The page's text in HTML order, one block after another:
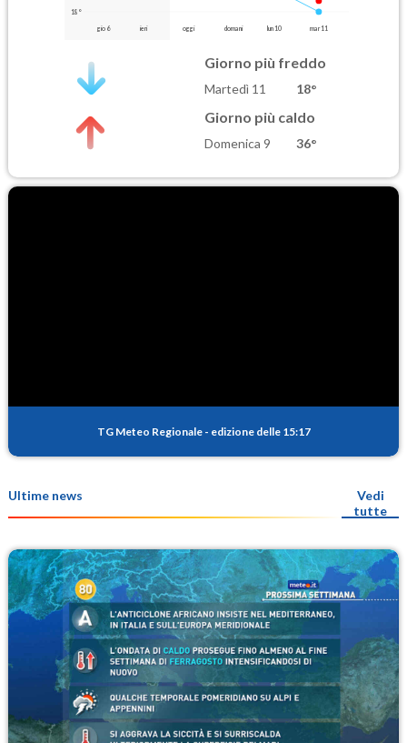
18°
gio 6 ieri oggi domani lun 10 mar 11
Giorno più freddo
Martedì 11 18°
Giorno più caldo
Domenica 9 36°
TG Meteo Regionale - edizione delle 15:17
Ultime news
Vedi
tutte